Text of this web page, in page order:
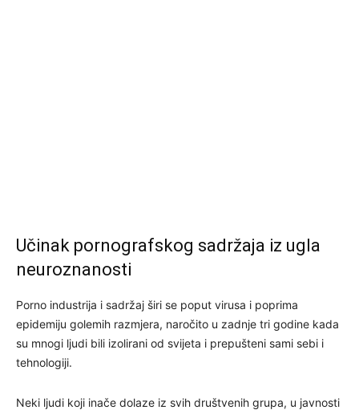
Učinak pornografskog sadržaja iz ugla
neuroznanosti
Porno industrija i sadržaj širi se poput virusa i poprima
epidemiju golemih razmjera, naročito u zadnje tri godine kada
su mnogi ljudi bili izolirani od svijeta i prepušteni sami sebi i
tehnologiji.
Neki ljudi koji inače dolaze iz svih društvenih grupa, u javnosti